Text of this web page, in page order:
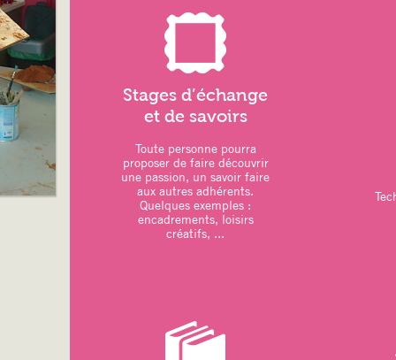
–dessin/peinture
vannerie
–couture
11 octobre 2025
Octobre 2025
ATELIERS DU MOIS
–Art thérapie: Modelage
–Sports: Pilates – Qi Gong
. une séance de Qi Gong prévue en
. Atelier artistique animé par
Stages d’échange
et de savoirs
Toute personne pourra
proposer de faire découvrir
une passion, un savoir faire
aux autres adhérents.
Quelques exemples :
encadrements, loisirs
créatifs, ...